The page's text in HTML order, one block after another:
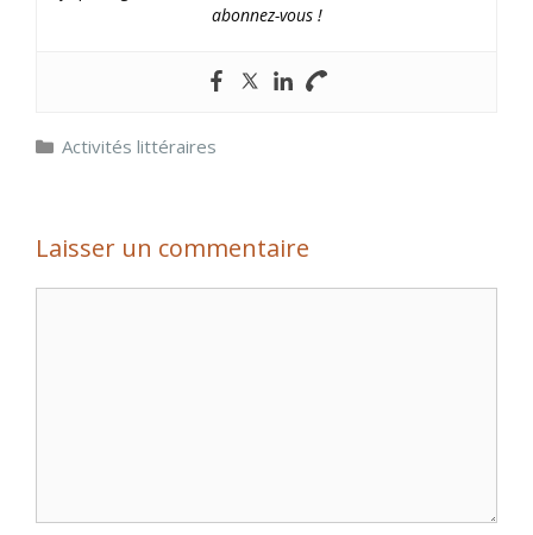
abonnez-vous !
Catégories
Activités littéraires
Laisser un commentaire